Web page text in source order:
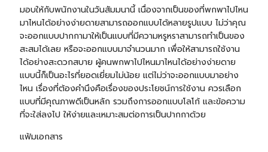
มอบให้กับพนักงานในวันสัมมนานี้ เนื่องจากเป็นของที่พกพาไปไหน
มาไหนได้อย่างง่ายดายสามารถออกแบบได้หลายรูปแบบ ไม่ว่าคุณ
จะออกแบบปากกามาให้เป็นแบบที่มีความหรูหราสามารถทำเป็นของ
สะสมได้เลย หรือจะออกแบบมาจำนวนมาก เพื่อให้สามารถใช้งาน
ได้อย่างสะดวกสบาย ผู้คนพกพาไปไหนมาไหนได้อย่างง่ายดาย
แบบนี้ก็เป็นอะไรที่ยอดเยี่ยมไม่น้อย แต่ไม่ว่าจะออกแบบมาอย่าง
ไหน เรื่องที่ต้องคำนึงคือเรื่องของประโยชน์การใช้งาน ควรเลือก
แบบที่มีคุณภาพดีเป็นหลัก รวมถึงการออกแบบโลโก้ และข้อความ
ที่จะใส่ลงไป ให้ง่ายและเหมาะสมต่อการเป็นปากกาด้วย
แฟ้มเอกสาร